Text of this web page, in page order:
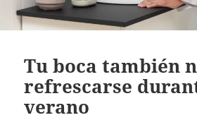
Tu boca también
refrescarse
verano